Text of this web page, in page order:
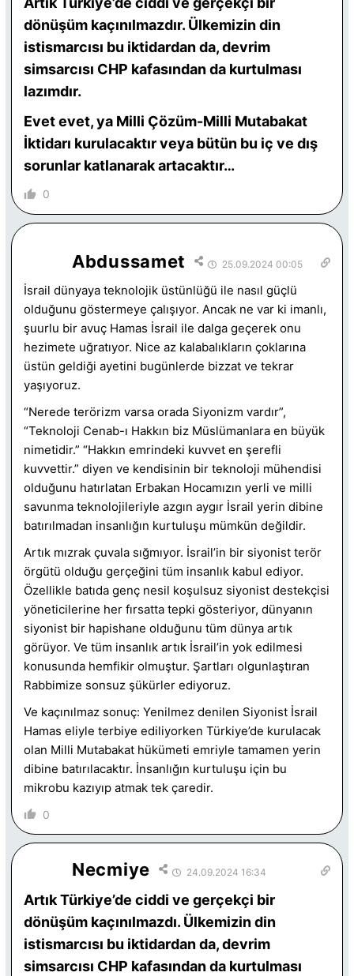
dönüşüm kaçınılmazdır. Ülkemizin din
istismarcısı bu iktidardan da, devrim
simsarcısı CHP kafasından da kurtulması
lazımdır.
Evet evet, ya Milli Çözüm-Milli Mutabakat
İktidarı kurulacaktır veya bütün bu iç ve dış
sorunlar katlanarak artacaktır…
0
Abdussamet 25.09.2024 00:05
İsrail dünyaya teknolojik üstünlüğü ile nasıl güçlü
olduğunu göstermeye çalışıyor. Ancak ne var ki imanlı,
şuurlu bir avuç Hamas İsrail ile dalga geçerek onu
hezimete uğratıyor. Nice az kalabalıkların çoklarına
üstün geldiği ayetini bugünlerde bizzat ve tekrar
yaşıyoruz.
“Nerede terörizm varsa orada Siyonizm vardır”,
“Teknoloji Cenab-ı Hakkın biz Müslümanlara en büyük
nimetidir.” “Hakkın emrindeki kuvvet en şerefli
kuvvettir.” diyen ve kendisinin bir teknoloji mühendisi
olduğunu hatırlatan Erbakan Hocamızın yerli ve milli
savunma teknolojileriyle azgın aygır İsrail yerin dibine
batırılmadan insanlığın kurtuluşu mümkün değildir.
Artık mızrak çuvala sığmıyor. İsrail’in bir siyonist terör
örgütü olduğu gerçeğini tüm insanlık kabul ediyor.
Özellikle batıda genç nesil koşulsuz siyonist destekçisi
yöneticilerine her fırsatta tepki gösteriyor, dünyanın
siyonist bir hapishane olduğunu tüm dünya artık
görüyor. Ve tüm insanlık artık İsrail’in yok edilmesi
konusunda hemfikir olmuştur. Şartları olgunlaştıran
Rabbimize sonsuz şükürler ediyoruz.
Ve kaçınılmaz sonuç: Yenilmez denilen Siyonist İsrail
Hamas eliyle terbiye ediliyorken Türkiye’de kurulacak
olan Milli Mutabakat hükümeti emriyle tamamen yerin
dibine batırılacaktır. İnsanlığın kurtuluşu için bu
mikrobu kazıyıp atmak tek çaredir.
0
Necmiye 24.09.2024 16:34
Artık Türkiye’de ciddi ve gerçekçi bir
dönüşüm kaçınılmazdı. Ülkemizin din
istismarcısı bu iktidardan da, devrim
simsarcısı CHP kafasından da kurtulması